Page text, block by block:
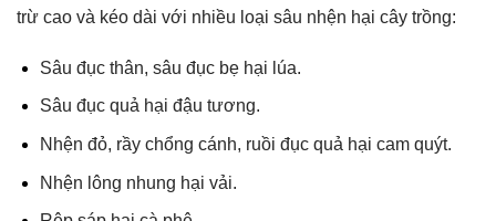
trừ cao và kéo dài với nhiều loại sâu nhện hại cây trồng:
Sâu đục thân, sâu đục bẹ hại lúa.
Sâu đục quả hại đậu tương.
Nhện đỏ, rầy chổng cánh, ruồi đục quả hại cam quýt.
Nhện lông nhung hại vải.